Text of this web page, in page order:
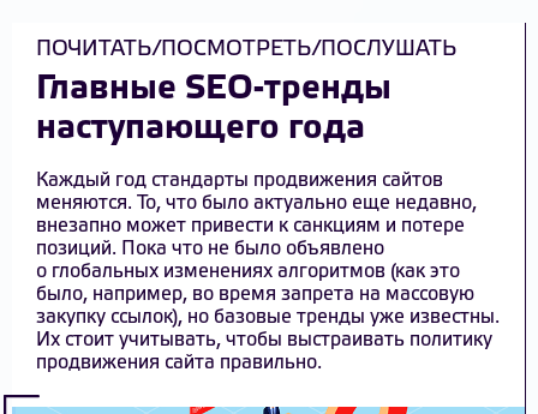
ПОЧИТАТЬ/ПОСМОТРЕТЬ/ПОСЛУШАТЬ
Главные SEO-тренды
наступающего года
Каждый год стандарты продвижения сайтов
меняются. То, что было актуально еще недавно,
внезапно может привести к санкциям и потере
позиций. Пока что не было объявлено
о глобальных изменениях алгоритмов (как это
было, например, во время запрета на массовую
закупку ссылок), но базовые тренды уже известны.
Их стоит учитывать, чтобы выстраивать политику
продвижения сайта правильно.